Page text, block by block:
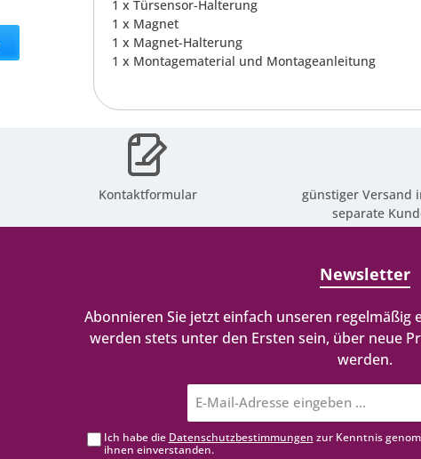
1 x Türsensor-Halterung
1 x Magnet
1 x Magnet-Halterung
1 x Montagematerial und Montageanleitung
Kontaktformular günstiger Versand
separate
Newsletter
Abonnieren Sie jetzt einfach unseren regelmäßig
werden stets unter den Ersten sein, über neue
werden.
Mail-
Adresse*
Ich habe die Datenschutzbestimmungen zur Kenntnis
ihnen einverstanden.